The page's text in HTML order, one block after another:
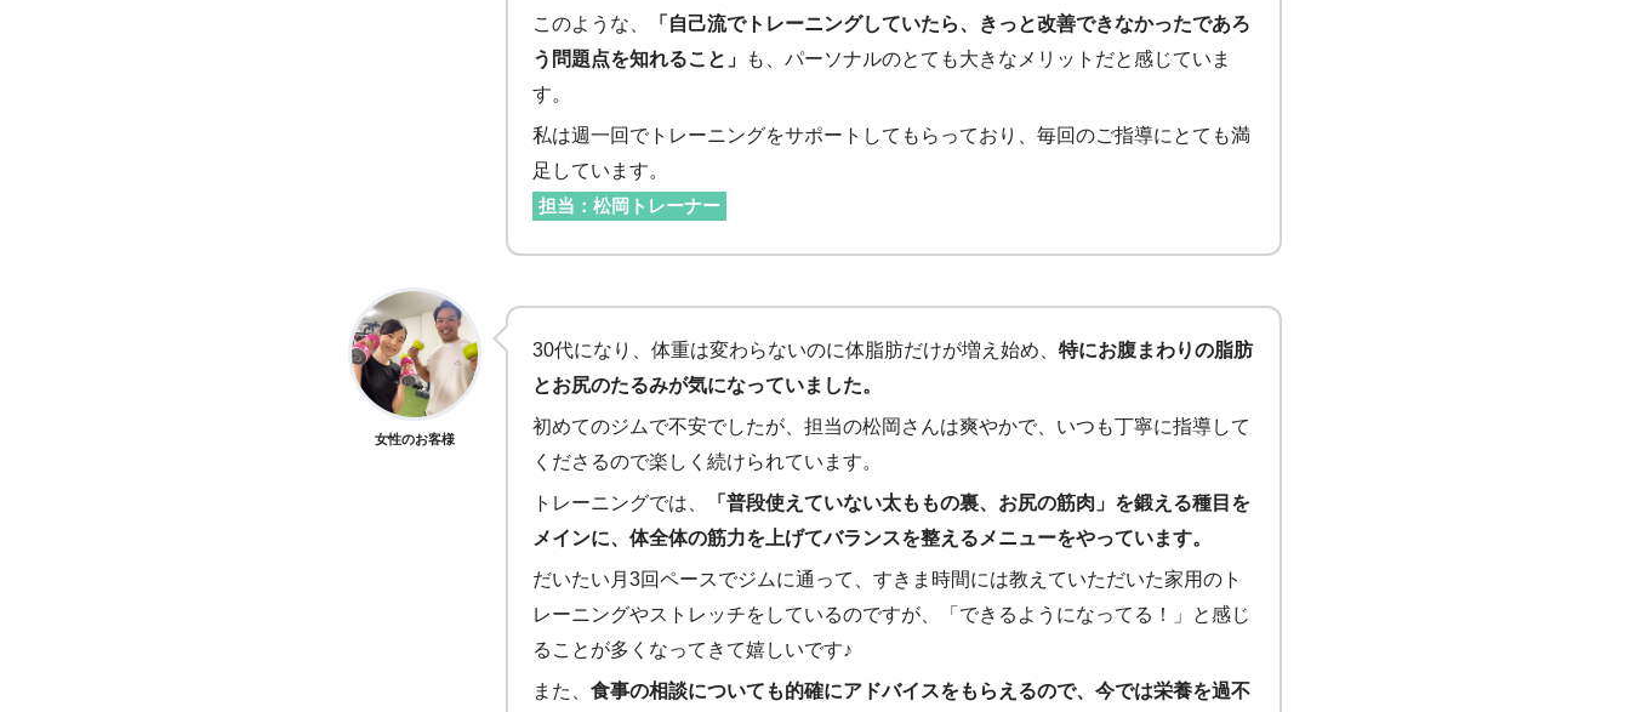
このような、
「自己流でトレーニングしていたら、きっと改善できなかったであろ
う問題点を知れること」
も、パーソナルのとても大きなメリットだと感じていま
す。
私は週一回でトレーニングをサポートしてもらっており、毎回のご指導にとても満
足しています。
担当：松岡トレーナー
女性のお客様
30代になり、体重は変わらないのに体脂肪だけが増え始め、 特にお腹まわりの脂肪
とお尻のたるみが気になっていました。
初めてのジムで不安でしたが、担当の松岡さんは爽やかで、いつも丁寧に指導して
くださるので楽しく続けられています。
トレーニングでは、
「普段使えていない太ももの裏、お尻の筋肉」を鍛える種目を
メインに、体全体の筋力を上げてバランスを整えるメニューをやっています。
だいたい月3回ペースでジムに通って、すきま時間には教えていただいた家用のト
レーニングやストレッチをしているのですが、「できるようになってる！」と感じ
ることが多くなってきて嬉しいです♪
また、 食事の相談についても的確にアドバイスをもらえるので、今では栄養を過不